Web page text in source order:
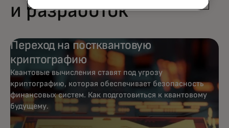
и разработок
Переход на постквантовую
криптографию
Квантовые вычисления ставят под угрозу
криптографию, которая обеспечивает безопасность
финансовых систем. Как подготовиться к квантовому
будущему.